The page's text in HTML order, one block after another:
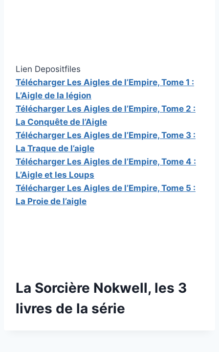
Lien Depositfiles
Télécharger Les Aigles de l’Empire, Tome 1 :
L’Aigle de la légion
Télécharger Les Aigles de l’Empire, Tome 2 :
La Conquête de l’Aigle
Télécharger Les Aigles de l’Empire, Tome 3 :
La Traque de l’aigle
Télécharger Les Aigles de l’Empire, Tome 4 :
L’Aigle et les Loups
Télécharger Les Aigles de l’Empire, Tome 5 :
La Proie de l’aigle
La Sorcière Nokwell, les 3
livres de la série